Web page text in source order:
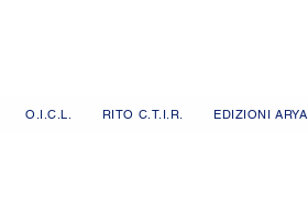
O.I.C.L. RITO C.T.I.R. EDIZIONI ARYA